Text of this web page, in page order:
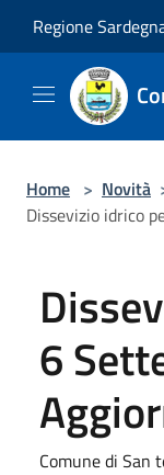
Regione
Home > Novità
Dissevizio idrico
6
Comune di San